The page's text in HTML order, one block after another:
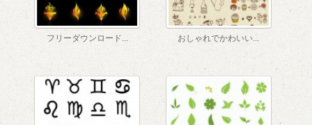
フリーダウンロード... おしゃれでかわいい...